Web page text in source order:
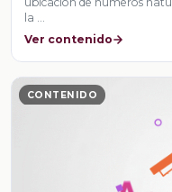
la …
Ver contenido
CONTENIDO